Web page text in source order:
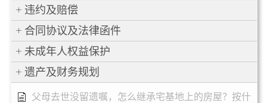
违约及赔偿
合同协议及法律函件
未成年人权益保护
遗产及财务规划
父母去世没留遗嘱，怎么继承宅基地上的房屋？按什